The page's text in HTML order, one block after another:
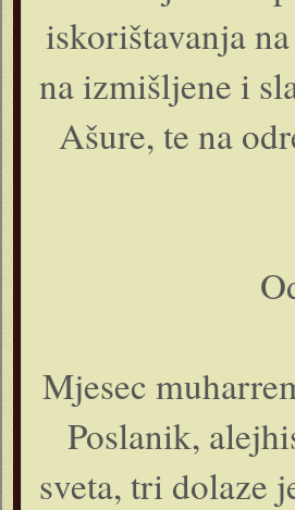
iskorištavanja
na izmišljene i
Ašure, te na
Mjesec
Poslanik,
sveta, tri dolaze